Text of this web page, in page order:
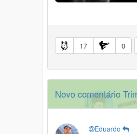
17 0
Novo comentário
Eduardo